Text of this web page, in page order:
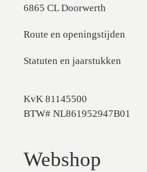
6865 CL Doorwerth
Route en openingstijden
Statuten en jaarstukken
KvK 81145500
BTW# NL861952947B01
Webshop